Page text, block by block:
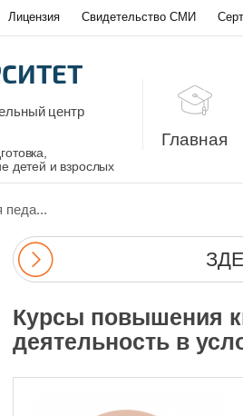
Лицензия Свидетельство СМИ
центр
детей и взрослых
Главная
педа...
Курсы повышения
деятельность в